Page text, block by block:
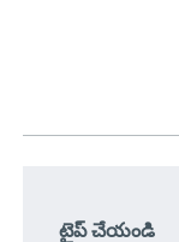
టైప్ చేయండి